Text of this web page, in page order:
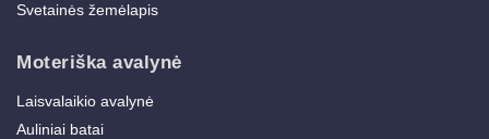
Svetainės žemėlapis
Moteriška avalynė
Laisvalaikio avalynė
Auliniai batai